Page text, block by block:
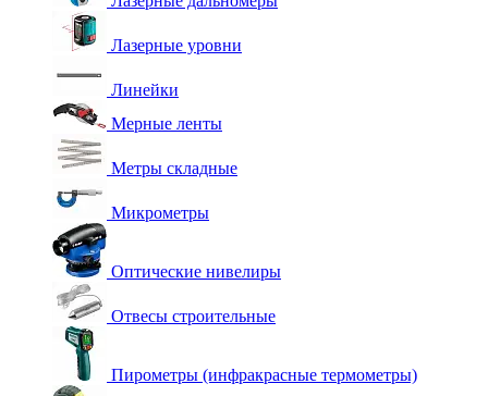
Лазерные уровни
Линейки
Мерные ленты
Метры складные
Микрометры
Оптические нивелиры
Отвесы строительные
Пирометры (инфракрасные термометры)